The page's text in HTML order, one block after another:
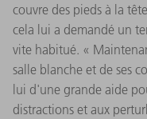
couvre des pieds à la
cela lui a demandé un
vite habitué. «
salle blanche et de ses
lui d'une grande aide
distractions et aux